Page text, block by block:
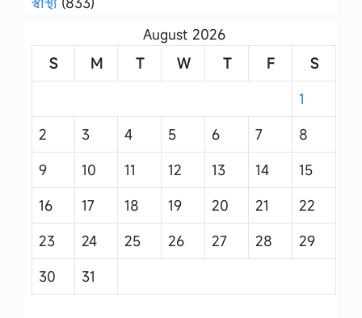
August 2026
S
M T W T F
S
1
2
3 4 5 6 7
8
9
10 11 12 13 14
15
16
17 18 19 20 21
22
23
24 25 26 27 28
29
30
31